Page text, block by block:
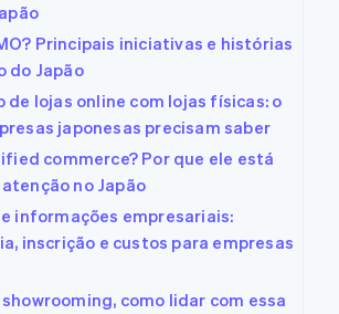
Principais iniciativas e histórias
do Japão
de lojas online com lojas físicas: o
japonesas precisam saber
commerce? Por que ele está
no Japão
informações empresariais:
inscrição e custos para empresas
como lidar com essa